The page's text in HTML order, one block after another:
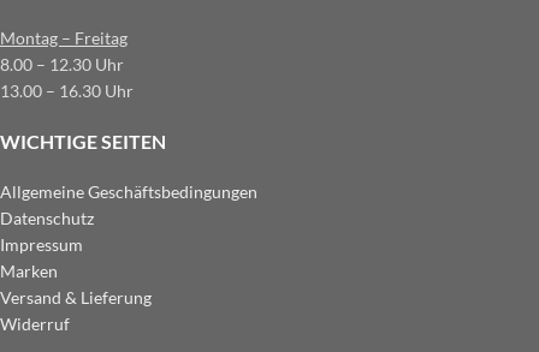
Montag – Freitag
8.00 – 12.30 Uhr
13.00 – 16.30 Uhr
WICHTIGE SEITEN
Allgemeine Geschäftsbedingungen
Datenschutz
Impressum
Marken
Versand & Lieferung
Widerruf